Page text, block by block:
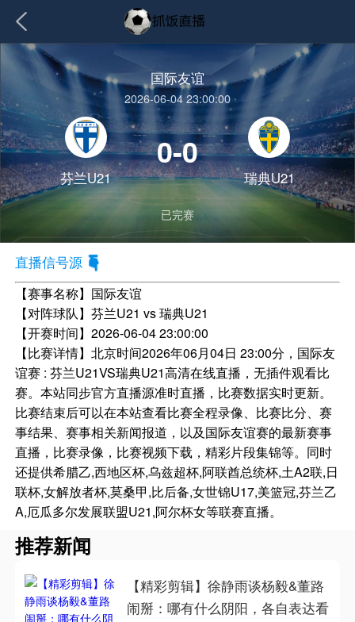
国际友谊
2026-06-04 23:00:00
芬兰U21
0-0
瑞典U21
已完赛
直播信号源
【赛事名称】 国际友谊
【对阵球队】芬兰U21 vs 瑞典U21
【开赛时间】2026-06-04 23:00:00
【比赛详情】北京时间2026年06月04日 23:00分，国际友
谊赛 : 芬兰U21VS瑞典U21高清在线直播，无插件观看比
赛。本站同步官方直播源准时直播，比赛数据实时更新。
比赛结束后可以在本站查看比赛全程录像、比赛比分、赛
事结果、赛事相关新闻报道，以及国际友谊赛的最新赛事
直播，比赛录像，比赛视频下载，精彩片段集锦等。同时
还提供希腊乙,西地区杯,乌兹超杯,阿联酋总统杯,土A2联,日
联杯,女解放者杯,莫桑甲,比后备,女世锦U17,美篮冠,芬兰乙
A,厄瓜多尔发展联盟U21,阿尔杯女等联赛直播。
推荐新闻
【精彩剪辑】徐静雨谈杨毅&董路
闹掰：哪有什么阴阳，各自表达看